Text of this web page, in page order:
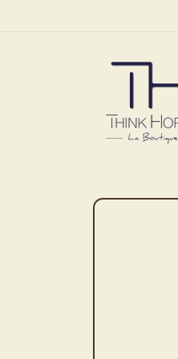
Passer aux